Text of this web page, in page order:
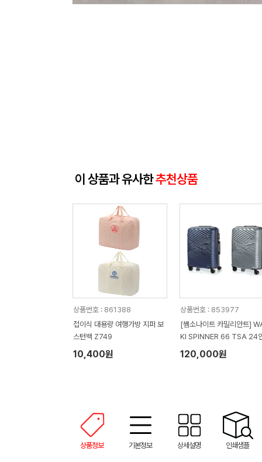
이 상품과 유사한추천상품
상품번호 : 861388
접이식 대용량 여행가방 지퍼 보
스턴백 Z749
10,400원
상품번호 : 853977
[쌤소나이트 카밀리안트]
KI SPINNER 66 TSA 24인치
화물용 캐리어
120,000원
상품정보 기본정보 상세설명 인쇄샘플